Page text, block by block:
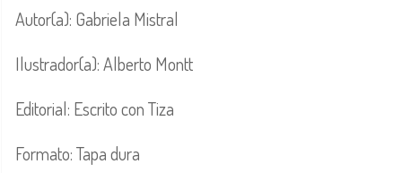
Autor(a): Gabriela Mistral
Ilustrador(a): Alberto Montt
Editorial: Escrito con Tiza
Formato: Tapa dura